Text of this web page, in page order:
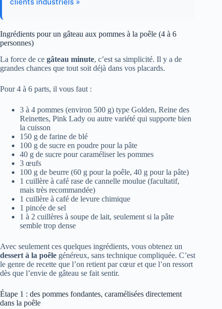
Ingrédients pour un gâteau aux pommes à la poêle (4 à 6
personnes)
La force de ce gâteau minute, c’est sa simplicité. Il y a de
grandes chances que tout soit déjà dans vos placards.
Pour 4 à 6 parts, il vous faut :
3 à 4 pommes (environ 500 g) type Golden, Reine des
Reinettes, Pink Lady ou autre variété qui supporte bien
la cuisson
150 g de farine de blé
100 g de sucre en poudre pour la pâte
40 g de sucre pour caraméliser les pommes
3 œufs
100 g de beurre (60 g pour la poêle, 40 g pour la pâte)
1 cuillère à café rase de cannelle moulue (facultatif,
mais très recommandée)
1 cuillère à café de levure chimique
1 pincée de sel
1 à 2 cuillères à soupe de lait, seulement si la pâte
semble trop dense
Avec seulement ces quelques ingrédients, vous obtenez un
dessert à la poêle généreux, sans technique compliquée. C’est
le genre de recette que l’on retient par cœur et que l’on ressort
dès que l’envie de gâteau se fait sentir.
Étape 1 : des pommes fondantes, caramélisées directement
dans la poêle